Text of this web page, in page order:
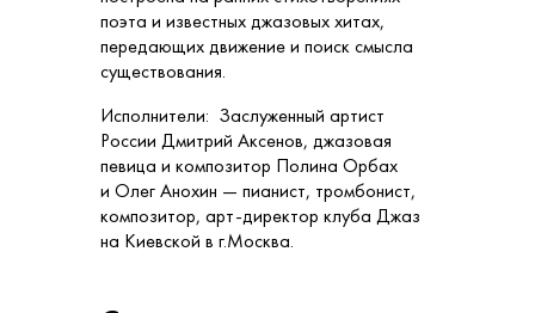
поэта и известных джазовых хитах,
передающих движение и поиск смысла
существования.
Исполнители: Заслуженный артист
России Дмитрий Аксенов, джазовая
певица и композитор Полина Орбах
и Олег Анохин — пианист, тромбонист,
композитор, арт-директор клуба Джаз
на Киевской в г.Москва.